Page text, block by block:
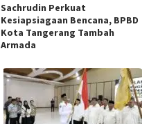
Sachrudin Perkuat
Kesiapsiagaan Bencana, BPBD
Kota Tangerang Tambah
Armada